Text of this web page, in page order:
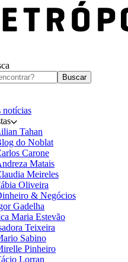
Buscar
notícias
Tahan
do Noblat
Carone
Matais
Meireles
Oliveira
& Negócios
Gadelha
Maria Estevão
Teixeira
Sabino
Pinheiro
Lorran